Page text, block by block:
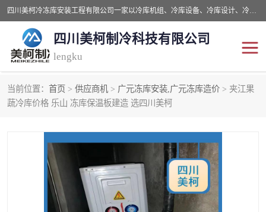
四川美柯冷冻库安装工程有限公司一家以冷库机组、冷库设备、冷库设计、冷冻库设备销售、冷库安装、冻库安装价格及技术服务为一体的综合企业，咨询热线：同等设备材料优惠10% 。公司各种类型安装组合式冷库、冷冻库、冷藏库、气调保鲜库、并提供成套设备供应、安装与调试、维护与维修、技术咨询、操作维修人员技术培训等
四川美柯制冷科技有限公司
lengku
当前位置： 首页 > 供应商机 > 广元冻库安装,广元冻库造价 > 夹江果
蔬冷库价格 乐山 冻库保温板建造 选四川美柯
冷库安装，冷库价格 四川冷库，四川冻库安装
成都冻库，成都冻库价格 绵阳冻库,绵阳保鲜冷库
德阳冻库安装，德阳冷库 广元冻库安装,广元冻库造
价
南充冻库设计,南充冻库安 遂宁冻库